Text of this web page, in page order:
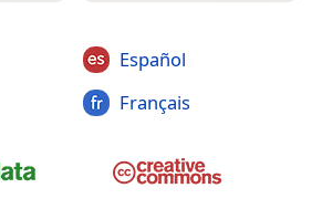
Español
Français